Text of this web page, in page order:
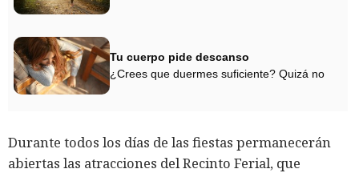
Tu cuerpo pide descanso
¿Crees que duermes suficiente? Quizá no
Durante todos los días de las fiestas permanecerán
abiertas las atracciones del Recinto Ferial, que